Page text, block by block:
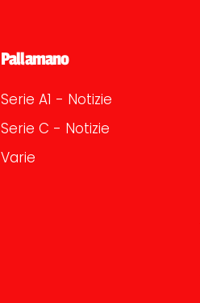
Pallamano
Serie A1 - Notizie
Serie C - Notizie
Varie